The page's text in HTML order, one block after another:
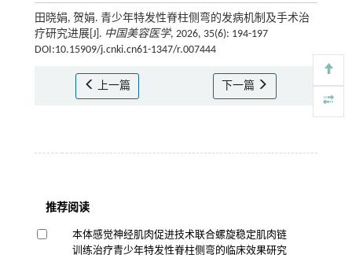
田晓娟, 贺娟. 青少年特发性脊柱侧弯的发病机制及手术治
疗研究进展[J]. 中国美容医学, 2026, 35(6): 194-197
DOI:10.15909/j.cnki.cn61-1347/r.007444
上一篇 下一篇